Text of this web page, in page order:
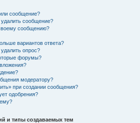
сообщение?
удалить сообщение?
сообщению?
вариантов ответа?
опрос?
форумы?
модератору?
при создании сообщения?
одобрения?
и типы создаваемых тем